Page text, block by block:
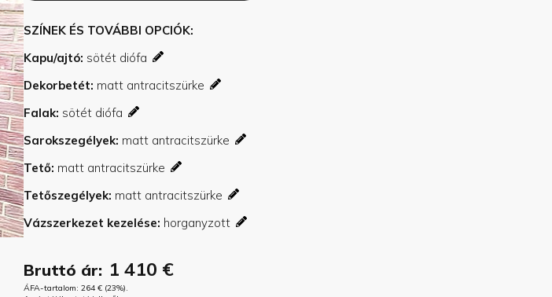
SZÍNEK ÉS TOVÁBBI OPCIÓK
Kapu/ajtó
Dekorbetét
Falak
Sarokszegélyek
Tető
Tetőszegélyek
Vázszerkezet kezelése
Bruttó ár: 1 410 €
ÁFA-tartalom: 264 € (23%).